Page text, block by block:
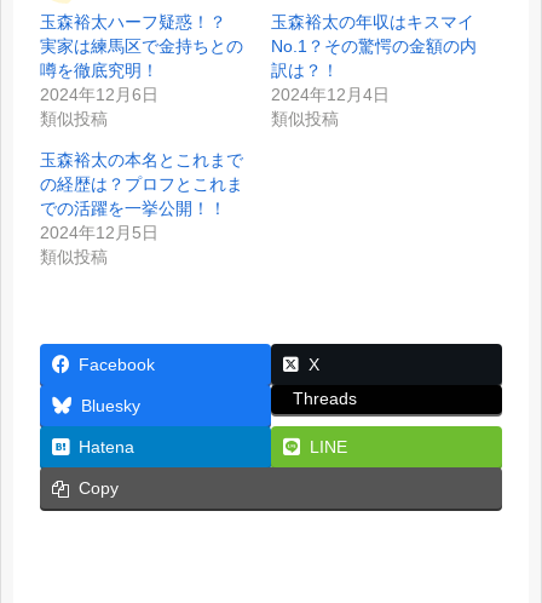
玉森裕太ハーフ疑惑！？
実家は練馬区で金持ちとの
噂を徹底究明！
2024年12月6日
類似投稿
玉森裕太の年収はキスマイ
No.1？その驚愕の金額の内
訳は？！
2024年12月4日
類似投稿
玉森裕太の本名とこれまで
の経歴は？プロフとこれま
での活躍を一挙公開！！
2024年12月5日
類似投稿
Facebook X
Bluesky Threads
Hatena LINE
Copy